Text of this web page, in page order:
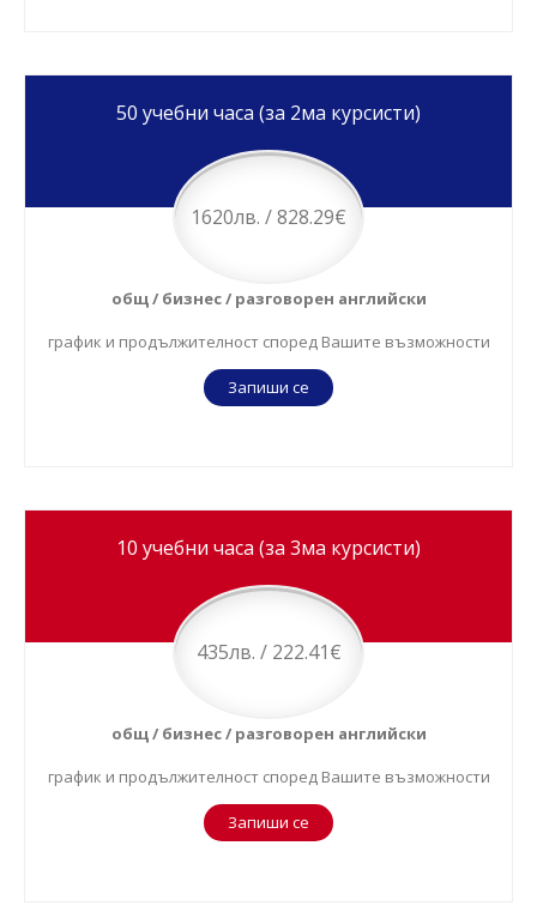
50 учебни часа (за 2ма курсисти)
1620лв. / 828.29€
общ / бизнес / разговорен английски
график и продължителност според Вашите възможности
Запиши се
10 учебни часа (за 3ма курсисти)
435лв. / 222.41€
общ / бизнес / разговорен английски
график и продължителност според Вашите възможности
Запиши се